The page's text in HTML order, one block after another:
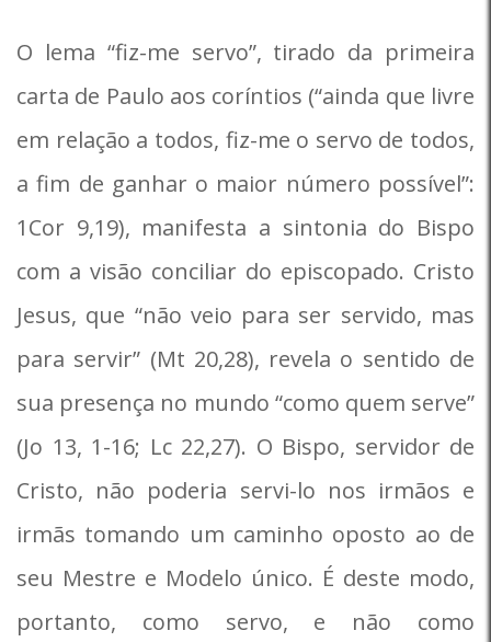
O lema “fiz-me servo”, tirado da primeira
carta de Paulo aos coríntios (“ainda que livre
em relação a todos, fiz-me o servo de todos,
a fim de ganhar o maior número possível”:
1Cor 9,19), manifesta a sintonia do Bispo
com a visão conciliar do episcopado. Cristo
Jesus, que “não veio para ser servido, mas
para servir” (Mt 20,28), revela o sentido de
sua presença no mundo “como quem serve”
(Jo 13, 1-16; Lc 22,27). O Bispo, servidor de
Cristo, não poderia servi-lo nos irmãos e
irmãs tomando um caminho oposto ao de
seu Mestre e Modelo único. É deste modo,
portanto, como servo, e não como